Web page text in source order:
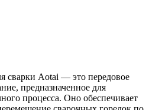
сварки Aotai — это передовое
предназначенное для
процесса. Оно обеспечивает